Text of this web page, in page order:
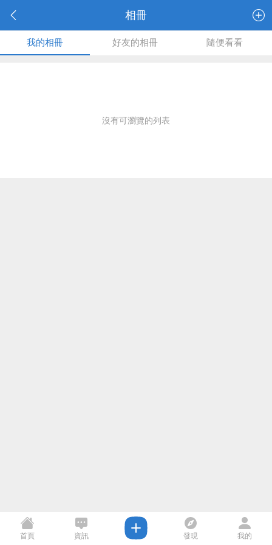
相冊
我的相冊 好友的相冊 隨便看看
沒有可瀏覽的列表
首頁 資訊 發現 我的